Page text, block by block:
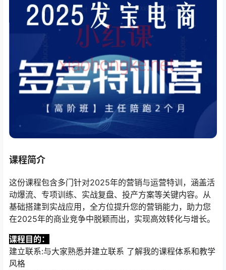
课程简介
这份课程包含多门针对2025年的营销与运营特训，涵盖活
动爆流、专项训练、实战复盘、投产方案等关键内容。从
基础搭建到实战应用，全方位提升您的营销能力，助力您
在2025年的商业竞争中脱颖而出，实现高效转化与增长。
课程目的：
建立联系:与大家熟悉并建立联系 了解我的课程体系和教学
风格